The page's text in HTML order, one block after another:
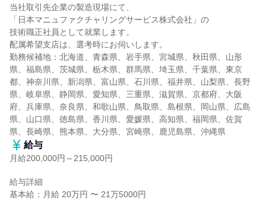
当社取引先企業の製造現場にて、
「日本マニュファクチャリングサービス株式会社」の
技術職正社員として就業します。
配属希望支店は、選考時にお伺いします。
勤務候補地：北海道、青森県、岩手県、宮城県、秋田県、山形
県、福島県、茨城県、栃木県、群馬県、埼玉県、千葉県、東京
都、神奈川県、新潟県、富山県、石川県、福井県、山梨県、長野
県、岐阜県、静岡県、愛知県、三重県、滋賀県、京都府、大阪
府、兵庫県、奈良県、和歌山県、鳥取県、島根県、岡山県、広島
県、山口県、徳島県、香川県、愛媛県、高知県、福岡県、佐賀
県、長崎県、熊本県、大分県、宮崎県、鹿児島県、沖縄県
給与
月給200,000円～215,000円
給与詳細
基本給：月給 20万円 〜 21万5000円